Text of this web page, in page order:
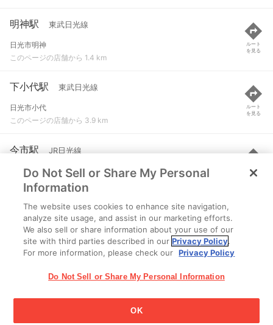
明神駅 東武日光線
日光市明神
このページの店舗から 1.4 km
ルート
を見る
下小代駅 東武日光線
日光市小代
このページの店舗から 3.9 km
ルート
を見る
今市駅 JR日光線
日光市平ケ崎
このページの店舗から 5.1 km
ルート
を見る
下今市駅 東武日光線 など
日光市今市
このページの店舗から 5.3 km
江崎グリコ株式会社 Copyright © 2025 Ezaki Glico Co., Ltd.
Do Not Sell or Share My Personal
Information
The website uses cookies to enhance site navigation,
analyze site usage, and assist in our marketing efforts.
We also sell or share information about your use of our
site with third parties described in ourPrivacy Policy.
For more information, please check our Privacy Policy
Do Not Sell or Share My Personal Information
OK